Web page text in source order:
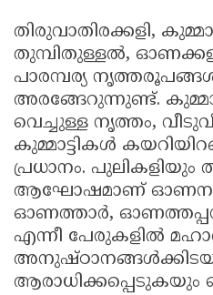
തിരുവാതിരക്കളി,
തുമ്പിതുള്ളല്‍,
പാരമ്പര്യ
അരങ്ങേറുന്നുണ്ട്.
വെച്ചുള്ള നൃത്തം,
കുമ്മാട്ടികള്‍
പ്രധാനം. പുലികളിയും
ആഘോഷമാണ്
ഓണത്താര്‍,
എന്നീ പേരുകളില്‍
ആരാധിക്കപ്പെടുകയും